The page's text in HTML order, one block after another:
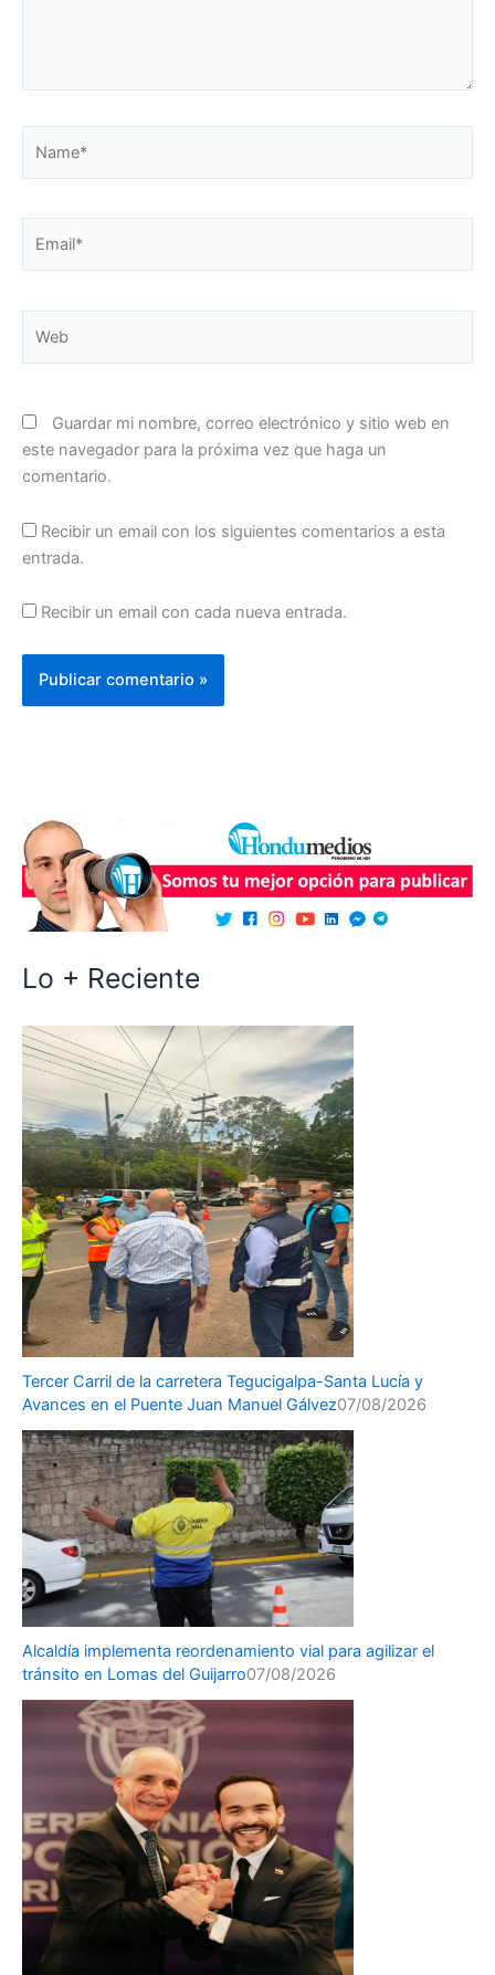
Guardar mi nombre, correo electrónico y sitio web en
este navegador para la próxima vez que haga un
comentario.
Recibir un email con los siguientes comentarios a esta
entrada.
Recibir un email con cada nueva entrada.
Lo + Reciente
Tercer Carril de la carretera Tegucigalpa-Santa Lucía y
Avances en el Puente Juan Manuel Gálvez07/08/2026
Alcaldía implementa reordenamiento vial para agilizar el
tránsito en Lomas del Guijarro07/08/2026